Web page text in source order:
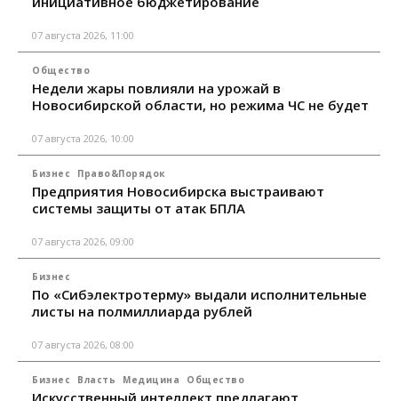
07 августа 2026, 11:00
Общество
Недели жары повлияли на урожай в
Новосибирской области, но режима ЧС не будет
07 августа 2026, 10:00
Бизнес Право&Порядок
Предприятия Новосибирска выстраивают
системы защиты от атак БПЛА
07 августа 2026, 09:00
Бизнес
По «Сибэлектротерму» выдали исполнительные
листы на полмиллиарда рублей
07 августа 2026, 08:00
Бизнес Власть Медицина Общество